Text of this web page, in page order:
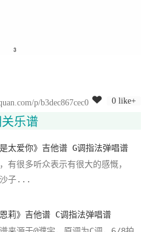
p/b3dec867cec0
0 like+
乐谱
太爱你》吉他谱 G调指法弹唱谱
有很多听众表示有很大的感慨，
沙子...
莉》吉他谱 C调指法弹唱谱